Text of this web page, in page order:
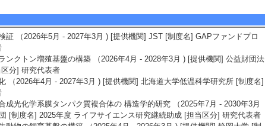
証 （2026年5月 - 2027年3月 ) [提供機関] JST [制度名] GAPファンドプロ
ンクトン増殖基盤の構築 （2026年4月 - 2028年3月 ) [提供機関] 公益財団法
分] 研究代表者
（2026年4月 - 2027年3月 ) [提供機関] 北海道大学低温科学研究所 [制度名]
成光化学系膜タンパク質複合体の 構造学的研究 （2025年7月 - 2030年3月
[制度名] 2025年度 ライフサイエンス研究継続助成 [担当区分] 研究代表者